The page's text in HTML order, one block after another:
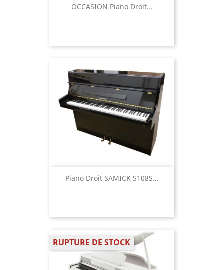
OCCASION Piano Droit...
Piano Droit SAMICK S108S...
RUPTURE DE STOCK